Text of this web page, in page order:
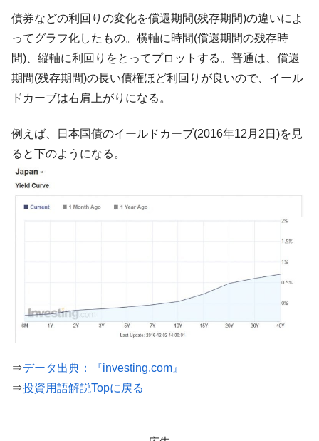
債券などの利回りの変化を償還期間(残存期間)の違いによ
ってグラフ化したもの。横軸に時間(償還期間の残存時
間)、縦軸に利回りをとってプロットする。普通は、償還
期間(残存期間)の長い債権ほど利回りが良いので、イール
ドカーブは右肩上がりになる。
例えば、日本国債のイールドカーブ(2016年12月2日)を見
ると下のようになる。
⇒データ出典：『investing.com』
⇒投資用語解説Topに戻る